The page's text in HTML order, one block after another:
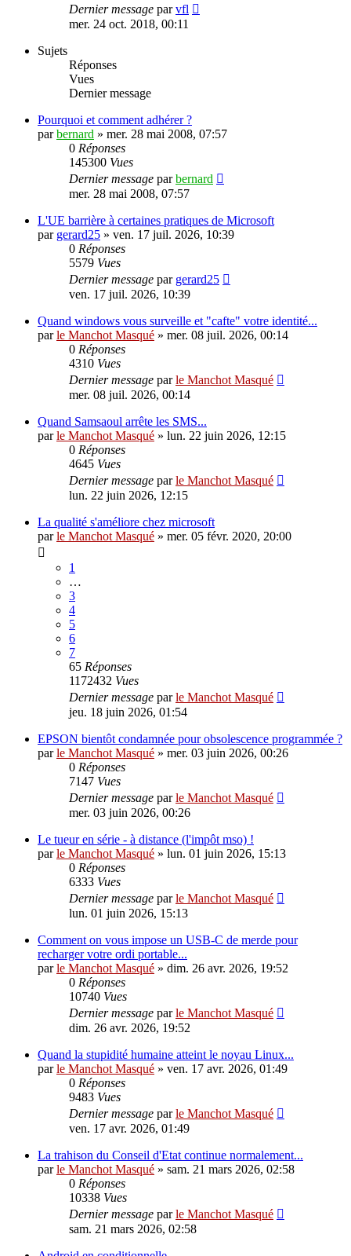
Dernier message parvfl
mer. 24 oct. 2018, 00:11
Sujets
Réponses
Vues
Dernier message
Pourquoi et comment adhérer ?
parbernard » mer. 28 mai 2008, 07:57
0 Réponses
145300 Vues
Dernier message parbernard
mer. 28 mai 2008, 07:57
L'UE barrière à certaines pratiques de Microsoft
par gerard25 » ven. 17 juil. 2026, 10:39
0 Réponses
5579 Vues
Dernier message par gerard25
ven. 17 juil. 2026, 10:39
Quand windows vous surveille et "cafte" votre identité...
parle Manchot Masqué » mer. 08 juil. 2026, 00:14
0 Réponses
4310 Vues
Dernier message parle Manchot Masqué
mer. 08 juil. 2026, 00:14
Quand Samsaoul arrête les SMS...
parle Manchot Masqué » lun. 22 juin 2026, 12:15
0 Réponses
4645 Vues
Dernier message parle Manchot Masqué
lun. 22 juin 2026, 12:15
La qualité s'améliore chez microsoft
parle Manchot Masqué » mer. 05 févr. 2020, 20:00
1
…
3
4
5
6
7
65 Réponses
1172432 Vues
Dernier message parle Manchot Masqué
jeu. 18 juin 2026, 01:54
EPSON bientôt condamnée pour obsolescence programmée ?
parle Manchot Masqué » mer. 03 juin 2026, 00:26
0 Réponses
7147 Vues
Dernier message parle Manchot Masqué
mer. 03 juin 2026, 00:26
Le tueur en série - à distance (l'impôt mso) !
parle Manchot Masqué » lun. 01 juin 2026, 15:13
0 Réponses
6333 Vues
Dernier message parle Manchot Masqué
lun. 01 juin 2026, 15:13
Comment on vous impose un USB-C de merde pour
recharger votre ordi portable...
parle Manchot Masqué » dim. 26 avr. 2026, 19:52
0 Réponses
10740 Vues
Dernier message parle Manchot Masqué
dim. 26 avr. 2026, 19:52
Quand la stupidité humaine atteint le noyau Linux...
parle Manchot Masqué » ven. 17 avr. 2026, 01:49
0 Réponses
9483 Vues
Dernier message parle Manchot Masqué
ven. 17 avr. 2026, 01:49
La trahison du Conseil d'Etat continue normalement...
parle Manchot Masqué » sam. 21 mars 2026, 02:58
0 Réponses
10338 Vues
Dernier message parle Manchot Masqué
sam. 21 mars 2026, 02:58